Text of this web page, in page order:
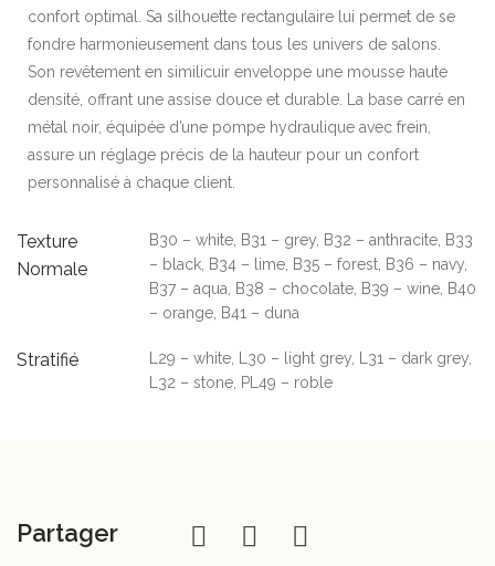
confort optimal. Sa silhouette rectangulaire lui permet de se
fondre harmonieusement dans tous les univers de salons.
Son revêtement en similicuir enveloppe une mousse haute
densité, offrant une assise douce et durable. La base carré en
métal noir, équipée d’une pompe hydraulique avec frein,
assure un réglage précis de la hauteur pour un confort
personnalisé à chaque client.
Texture
Normale
B30 – white, B31 – grey, B32 – anthracite, B33
– black, B34 – lime, B35 – forest, B36 – navy,
B37 – aqua, B38 – chocolate, B39 – wine, B40
– orange, B41 – duna
Stratifié
L29 – white, L30 – light grey, L31 – dark grey,
L32 – stone, PL49 – roble
Partager